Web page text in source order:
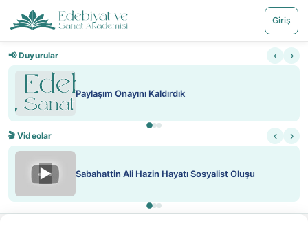
Giriş
📢 Duyurular ‹ ›
Paylaşım Onayını Kaldırdık
🎬 Videolar ‹ ›
▶ Sabahattin Ali Hazin Hayatı Sosyalist Oluşu